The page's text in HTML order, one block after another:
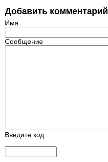
Добавить комментарий
Имя
Сообщение
Введите код